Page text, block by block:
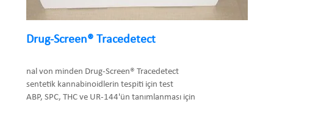
Drug-Screen® Tracedetect
nal von minden Drug-Screen® Tracedetect
sentetik kannabinoidlerin tespiti için test
ABP, SPC, THC ve UR-144'ün tanımlanması için